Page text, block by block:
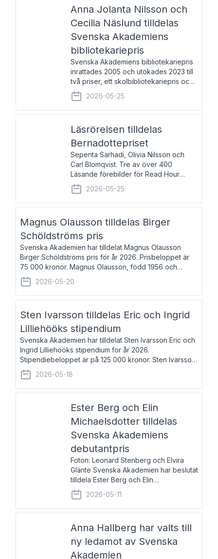
Anna Jolanta Nilsson och
Cecilia Näslund tilldelas
Svenska Akademiens
bibliotekariepris
Svenska Akademiens bibliotekariepris
inrättades 2005 och utökades 2023 till
två priser, ett skolbibliotekariepris och
ett folkbibliotekariepris. Priserna skall
tilldelas bibliotekarier vid svenska folk-
och skolbibliotek som gjort värdefull
2026-05-25
Läsrörelsen tilldelas
Bernadottepriset
Sepenta Sarhadi, Olivia Nilsson och
Carl Blomqvist. Tre av över 400
Läsande förebilder för Read Hour
Sverige. Foto: Michael Wall. Den ideella
föreningen Läsrörelsen tilldelas
Bernadottepriset 2026 för att den
2026-05-25
Magnus Olausson tilldelas Birger
Schöldströms pris
Svenska Akademien har tilldelat Magnus Olausson
Birger Schöldströms pris för år 2026. Prisbeloppet är
75 000 kronor. Magnus Olausson, född 1956 och
bosatt i Stockholm, är konstvetare, museiman och
hovman. Han disputerade 1993 vid Uppsala un
2026-05-20
Sten Ivarsson tilldelas Eric och Ingrid
Lilliehööks stipendium
Svenska Akademien har tilldelat Sten Ivarsson Eric och
Ingrid Lilliehööks stipendium för år 2026.
Stipendiebeloppet är på 125 000 kronor. Sten Ivarsson,
född 1979, är mediateksamordnare vid
Söderslättsgymnasiet i Trelleborg. Här har han på
2026-05-18
Ester Berg och Elin
Michaelsdotter tilldelas
Svenska Akademiens
debutantpris
Foton: Leonard Stenberg och Elvira
Glänte Svenska Akademien har beslutat
tilldela Ester Berg och Elin
Michaelsdotter Svenska Akademiens
debutantpris för år 2026. Priset är
nyinstiftat och syftar till att lyfta fram
2026-05-11
Anna Hallberg har valts till
ny ledamot av Svenska
Akademien